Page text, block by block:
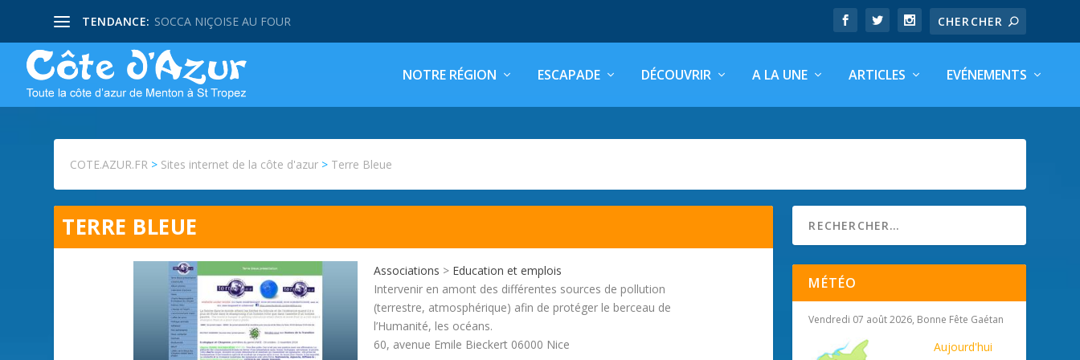
TENDANCE: SOCCA NIÇOISE AU FOUR
NOTRE RÉGION ESCAPADE DÉCOUVRIR A LA UNE ARTICLES EVÉNEMENTS
COTE.AZUR.FR > Sites internet de la côte d'azur > Terre Bleue
TERRE BLEUE
Associations > Education et emplois
Intervenir en amont des différentes sources de pollution
(terrestre, atmosphérique) afin de protéger le berceau de
l’Humanité, les océans.
60, avenue Emile Bieckert 06000 Nice
MÉTÉO
Vendredi 07 août 2026, Bonne Fête Gaétan
Aujourd'hui